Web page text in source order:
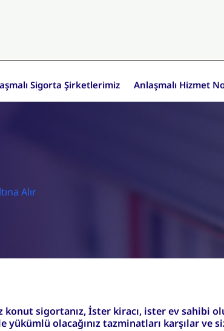
Sigorta Şirketlerimiz Anlaşmalı Hizmet
Alır
konut sigortanız, İster kiracı, ister ev sahibi
olacağınız tazminatları karşılar ve